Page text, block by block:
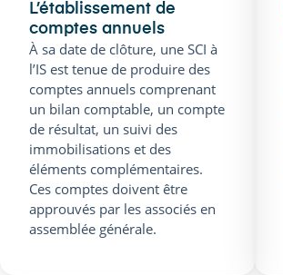
L’établissement de
comptes annuels
À sa date de clôture, une SCI à
l’IS est tenue de produire des
comptes annuels comprenant
un bilan comptable, un compte
de résultat, un suivi des
immobilisations et des
éléments complémentaires.
Ces comptes doivent être
approuvés par les associés en
assemblée générale.